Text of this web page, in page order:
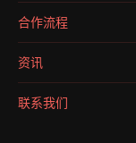
合作流程
资讯
联系我们